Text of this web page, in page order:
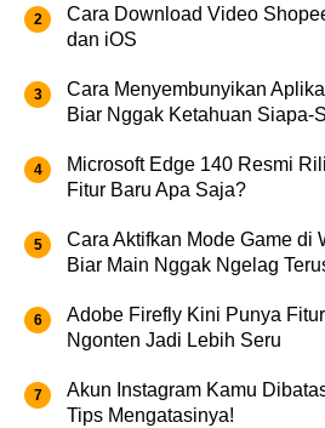
Cara Download Video
dan iOS
Cara Menyembunyikan
Biar Nggak Ketahuan Siapa-
Microsoft Edge 140 Resmi
Fitur Baru Apa Saja?
Cara Aktifkan Mode Game di
Biar Main Nggak Ngelag
Adobe Firefly Kini Punya
Ngonten Jadi Lebih Seru
Akun Instagram Kamu
Tips Mengatasinya!